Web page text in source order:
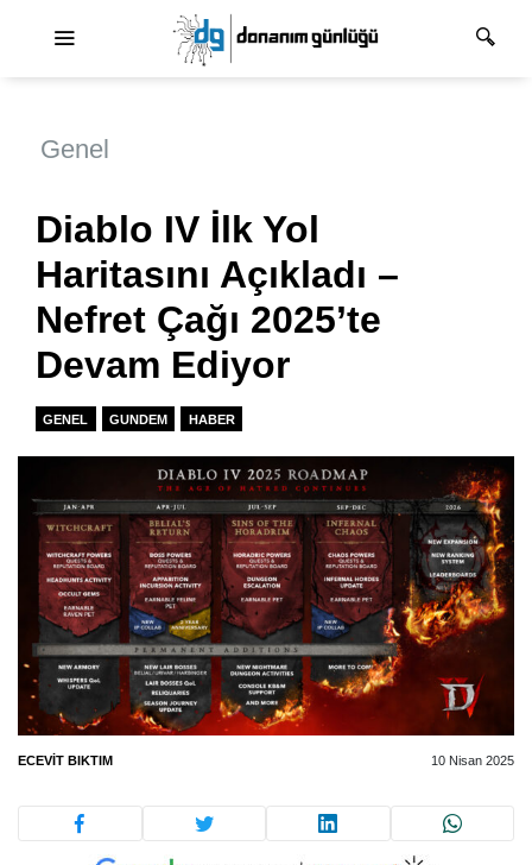
Genel
Diablo IV İlk Yol
Haritasını Açıkladı –
Nefret Çağı 2025’te
Devam Ediyor
GENEL GUNDEM HABER
ECEVIT BIKTIM 10 Nisan 2025